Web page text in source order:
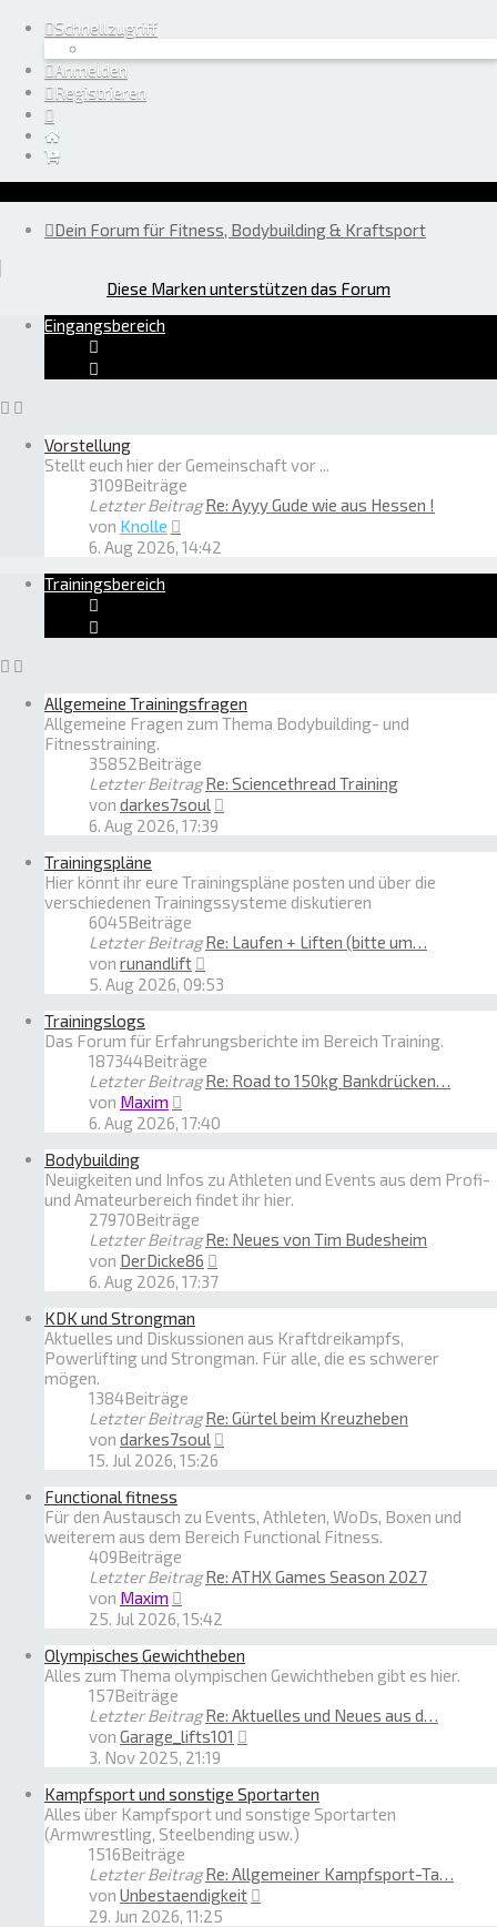
Schnellzugriff
Anmelden
Registrieren
Dein Forum für Fitness, Bodybuilding & Kraftsport
Diese Marken unterstützen das Forum
Eingangsbereich
Vorstellung
Stellt euch hier der Gemeinschaft vor ...
3109Beiträge
Letzter Beitrag Re: Ayyy Gude wie aus Hessen !
von Knolle
Beitrag
6. Aug 2026, 14:42
Trainingsbereich
Allgemeine Trainingsfragen
Allgemeine Fragen zum Thema Bodybuilding- und
Fitnesstraining.
35852Beiträge
Letzter Beitrag Re: Sciencethread Training
von darkes7soul
6. Aug 2026, 17:39
Trainingspläne
Hier könnt ihr eure Trainingspläne posten und über die
verschiedenen Trainingssysteme diskutieren
6045Beiträge
Letzter Beitrag Re: Laufen + Liften (bitte um…
von runandlift
Beitrag
5. Aug 2026, 09:53
Trainingslogs
Das Forum für Erfahrungsberichte im Bereich Training.
187344Beiträge
Letzter Beitrag Re: Road to 150kg Bankdrücken…
von Maxim
Beitrag
6. Aug 2026, 17:40
Bodybuilding
Neuigkeiten und Infos zu Athleten und Events aus dem Profi-
und Amateurbereich findet ihr hier.
27970Beiträge
Letzter Beitrag Re: Neues von Tim Budesheim
von DerDicke86
Beitrag
6. Aug 2026, 17:37
KDK und Strongman
Aktuelles und Diskussionen aus Kraftdreikampfs,
Powerlifting und Strongman. Für alle, die es schwerer
mögen.
1384Beiträge
Letzter Beitrag Re: Gürtel beim Kreuzheben
von darkes7soul
15. Jul 2026, 15:26
Functional fitness
Für den Austausch zu Events, Athleten, WoDs, Boxen und
weiterem aus dem Bereich Functional Fitness.
409Beiträge
Letzter Beitrag Re: ATHX Games Season 2027
von Maxim
Beitrag
25. Jul 2026, 15:42
Olympisches Gewichtheben
Alles zum Thema olympischen Gewichtheben gibt es hier.
157Beiträge
Letzter Beitrag Re: Aktuelles und Neues aus d…
von Garage_lifts101
3. Nov 2025, 21:19
Kampfsport und sonstige Sportarten
Alles über Kampfsport und sonstige Sportarten
(Armwrestling, Steelbending usw.)
1516Beiträge
Letzter Beitrag Re: Allgemeiner Kampfsport-Ta…
von Unbestaendigkeit
29. Jun 2026, 11:25